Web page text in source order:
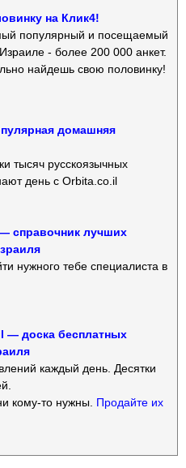
на Клик4!
популярный и посещаемый
- более 200 000 анкет.
найдешь свою половинку!
домашняя
тысяч русскоязычных
день с Orbita.co.il
справочник лучших
нужного тебе специалиста в
— доска бесплатных
каждый день. Десятки
кому-то нужны. Продайте их